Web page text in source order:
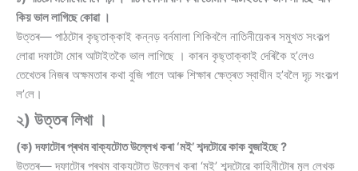
কিয় ভাল লাগিছে কোৱা ।
উত্তৰ— পাঠটোৰ কৃছ্তাক্কাই কন্নড় বৰ্নমালা শিকিবলৈ নাতিনীয়েকৰ সমুখত সংকল্প
লোৱা দফাটো মোৰ আটাইতকৈ ভাল লাগিছে । কাৰন কৃছ্তাক্কাই দেৰিকৈ হ’লেও
তেখেতৰ নিজৰ অক্ষমতাৰ কথা বুজি পালে আৰু শিক্ষাৰ ক্ষেত্ৰত স্বাধীন হ’বলৈ দৃঢ় সংকল্প
ল’লে।
২) উত্তৰ লিখা ।
(ক) দফাটোৰ প্ৰথম বাক্যটোত উল্লেখ কৰা ‘মই’ শব্দটোৱে কাক বুজাইছে ?
উত্তৰ— দফাটোৰ প্ৰথম বাক্যটোত উল্লেখ কৰা ‘মই’ শব্দটোৱে কাহিনীটোৰ মূল লেখক